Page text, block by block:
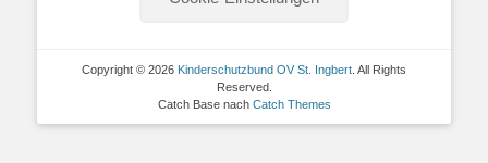
Copyright © 2026 Kinderschutzbund OV St. Ingbert . All Rights
Reserved.
Catch Base nach Catch Themes